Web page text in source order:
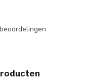
Magura
beoordelingen